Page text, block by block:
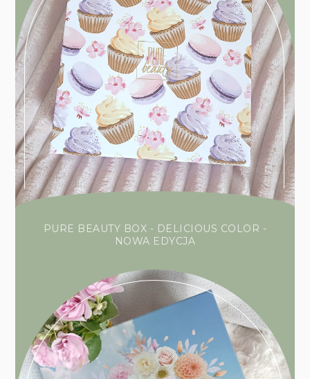
PURE BEAUTY BOX - DELICIOUS COLOR -
NOWA EDYCJA